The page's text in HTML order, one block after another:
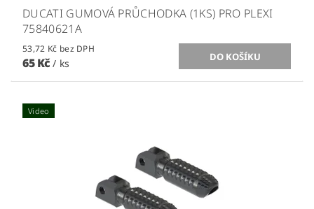
DUCATI GUMOVÁ PRŮCHODKA (1KS) PRO PLEXI
75840621A
53,72 Kč bez DPH
65 Kč/ ks
Video